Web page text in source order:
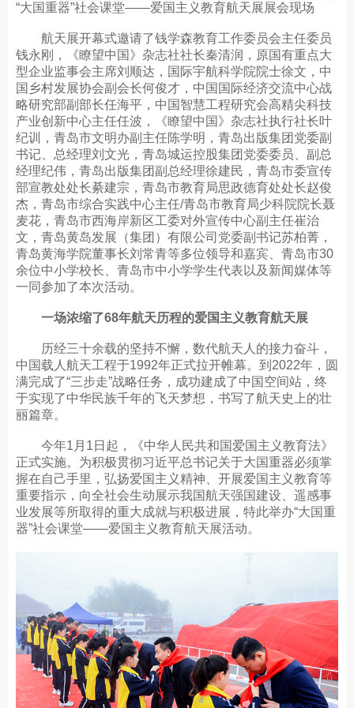
“大国重器”社会课堂——爱国主义教育航天展展会现场
航天展开幕式邀请了钱学森教育工作委员会主任委员
钱永刚，《瞭望中国》杂志社社长秦清润，原国有重点大
型企业监事会主席刘顺达，国际宇航科学院院士徐文，中
国乡村发展协会副会长何俊才，中国国际经济交流中心战
略研究部副部长任海平，中国智慧工程研究会高精尖科技
产业创新中心主任任波，《瞭望中国》杂志社执行社长叶
纪训，青岛市文明办副主任陈学明，青岛出版集团党委副
书记、总经理刘文光，青岛城运控股集团党委委员、副总
经理纪伟，青岛出版集团副总经理徐建民，青岛市委宣传
部宣教处处长綦建宗，青岛市教育局思政德育处处长赵俊
杰，青岛市综合实践中心主任/青岛市教育局少科院院长聂
麦花，青岛市西海岸新区工委对外宣传中心副主任崔治
文，青岛黄岛发展（集团）有限公司党委副书记苏柏菁，
青岛黄海学院董事长刘常青等多位领导和嘉宾、青岛市30
余位中小学校长、青岛市中小学学生代表以及新闻媒体等
一同参加了本次活动。
一场浓缩了68年航天历程的爱国主义教育航天展
历经三十余载的坚持不懈，数代航天人的接力奋斗，
中国载人航天工程于1992年正式拉开帷幕。到2022年，圆
满完成了“三步走”战略任务，成功建成了中国空间站，终
于实现了中华民族千年的飞天梦想，书写了航天史上的壮
丽篇章。
今年1月1日起，《中华人民共和国爱国主义教育法》
正式实施。为积极贯彻习近平总书记关于大国重器必须掌
握在自己手里，弘扬爱国主义精神、开展爱国主义教育等
重要指示，向全社会生动展示我国航天强国建设、遥感事
业发展等所取得的重大成就与积极进展，特此举办“大国重
器”社会课堂——爱国主义教育航天展活动。